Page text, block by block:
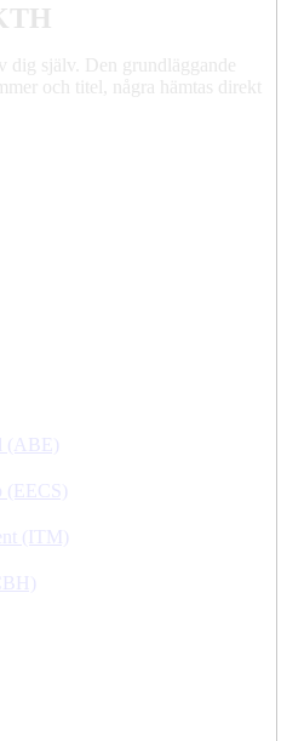
dig själv. Den grundläggande
och titel, några hämtas direkt
(ABE)
(EECS)
(ITM)